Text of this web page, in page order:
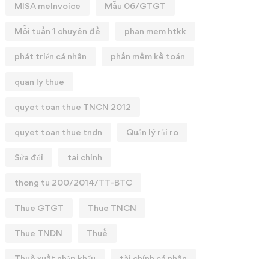
MISA meInvoice Mẫu 06/GTGT
Mỗi tuần 1 chuyên đề phan mem htkk
phát triển cá nhân phần mềm kế toán
quan ly thue
quyet toan thue TNCN 2012
quyet toan thue tndn Quản lý rủi ro
Sửa đổi tai chinh
thong tu 200/2014/TT-BTC
Thue GTGT Thue TNCN
Thue TNDN Thuế